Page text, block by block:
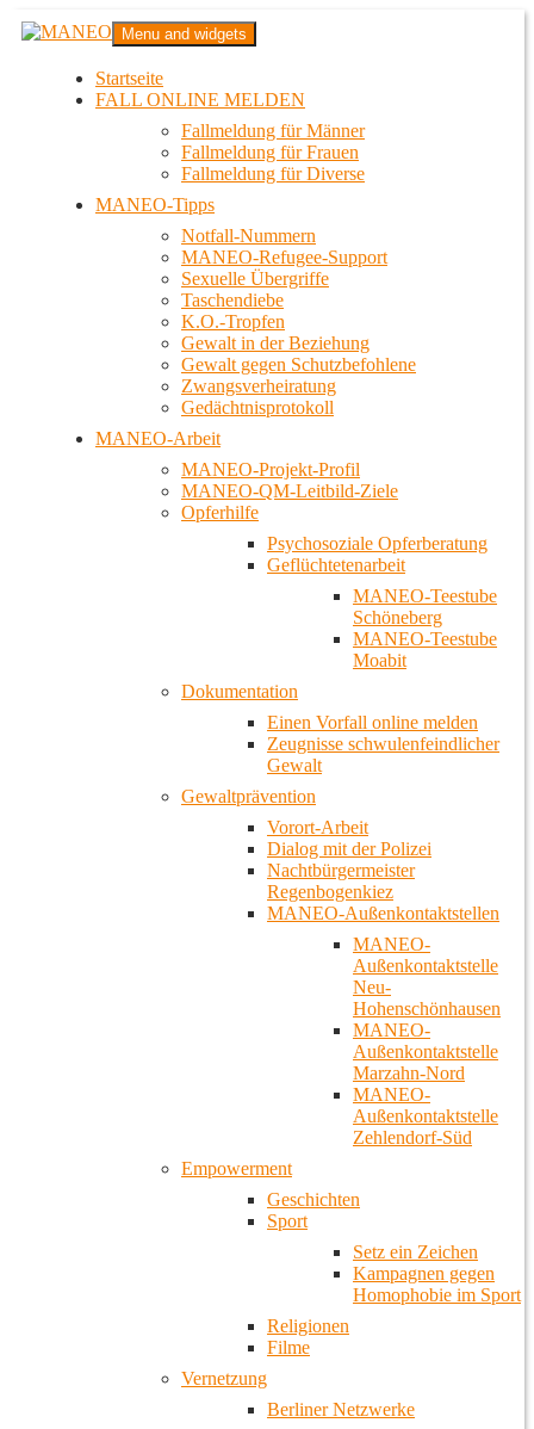
Zum
InhaltMANEO
Das schwule Anti-Gewalt-Projekt in Berlin
Menu and widgets
Startseite
FALL ONLINE MELDEN
Fallmeldung für Männer
Fallmeldung für Frauen
Fallmeldung für Diverse
MANEO-Tipps
Notfall-Nummern
MANEO-Refugee-Support
Sexuelle Übergriffe
Taschendiebe
K.O.-Tropfen
Gewalt in der Beziehung
Gewalt gegen Schutzbefohlene
Zwangsverheiratung
Gedächtnisprotokoll
MANEO-Arbeit
MANEO-Projekt-Profil
MANEO-QM-Leitbild-Ziele
Opferhilfe
Psychosoziale Opferberatung
Geflüchtetenarbeit
MANEO-Teestube
Schöneberg
MANEO-Teestube
Moabit
Dokumentation
Einen Vorfall online melden
Zeugnisse schwulenfeindlicher
Gewalt
Gewaltprävention
Vorort-Arbeit
Dialog mit der Polizei
Nachtbürgermeister
Regenbogenkiez
MANEO-Außenkontaktstellen
MANEO-
Außenkontaktstelle
Neu-
Hohenschönhausen
MANEO-
Außenkontaktstelle
Marzahn-Nord
MANEO-
Außenkontaktstelle
Zehlendorf-Süd
Empowerment
Geschichten
Sport
Setz ein Zeichen
Kampagnen gegen
Homophobie im Sport
Religionen
Filme
Vernetzung
Berliner Netzwerke